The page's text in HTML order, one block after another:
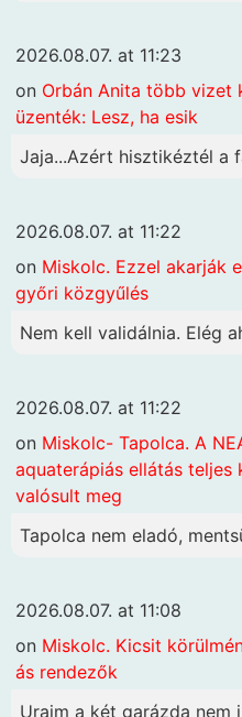
2026.08.07. at 11:23
on Orbán Anita több vizet
üzenték: Lesz, ha esik
Jaja...Azért hisztikéztél a
2026.08.07. at 11:22
on Miskolc. Ezzel akarják
győri közgyűlés
Nem kell validálnia. Elég
2026.08.07. at 11:22
on Miskolc- Tapolca. A
aquaterápiás ellátás teljes
valósult meg
Tapolca nem eladó,
2026.08.07. at 11:08
on Miskolc. Kicsit
ás rendezők
Uraim a két garázda nem